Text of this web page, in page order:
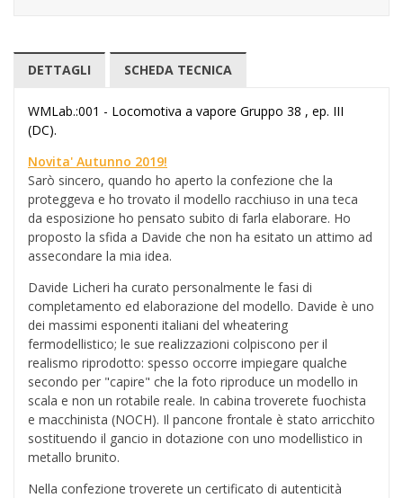
DETTAGLI SCHEDA TECNICA
WMLab.:001 - Locomotiva a vapore Gruppo 38 , ep. III
(DC).
Novita' Autunno 2019!
Sarò sincero, quando ho aperto la confezione che la
proteggeva e ho trovato il modello racchiuso in una teca
da esposizione ho pensato subito di farla elaborare. Ho
proposto la sfida a Davide che non ha esitato un attimo ad
assecondare la mia idea.
Davide Licheri ha curato personalmente le fasi di
completamento ed elaborazione del modello. Davide è uno
dei massimi esponenti italiani del wheatering
fermodellistico; le sue realizzazioni colpiscono per il
realismo riprodotto: spesso occorre impiegare qualche
secondo per "capire" che la foto riproduce un modello in
scala e non un rotabile reale. In cabina troverete fuochista
e macchinista (NOCH). Il pancone frontale è stato arricchito
sostituendo il gancio in dotazione con uno modellistico in
metallo brunito.
Nella confezione troverete un certificato di autenticità